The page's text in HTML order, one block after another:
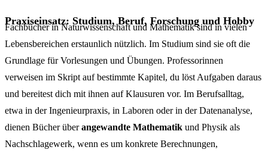
Praxiseinsatz: Studium, Beruf, Forschung und Hobby
Fachbücher in Naturwissenschaft und Mathematik sind in vielen
Lebensbereichen erstaunlich nützlich. Im Studium sind sie oft die
Grundlage für Vorlesungen und Übungen. Professorinnen
verweisen im Skript auf bestimmte Kapitel, du löst Aufgaben daraus
und bereitest dich mit ihnen auf Klausuren vor. Im Berufsalltag,
etwa in der Ingenieurpraxis, in Laboren oder in der Datenanalyse,
dienen Bücher überangewandte Mathematik und Physik als
Nachschlagewerk, wenn es um konkrete Berechnungen,